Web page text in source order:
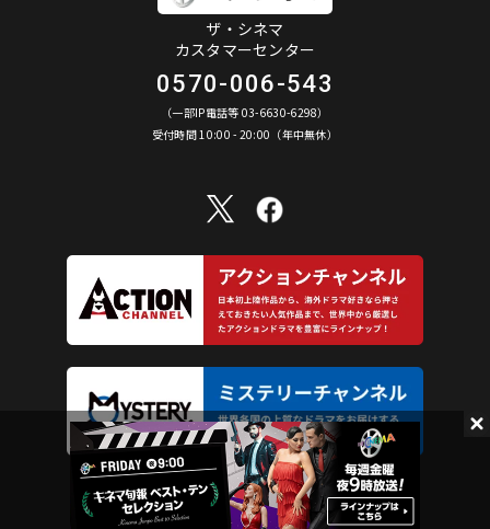
ザ・シネマ
カスタマーセンター
0570-006-543
（一部IP電話等 03-6630-6298）
受付時間 10:00 - 20:00（年中無休）
©︎ AXN Entertainment Co., Ltd. All Rights Reserved.